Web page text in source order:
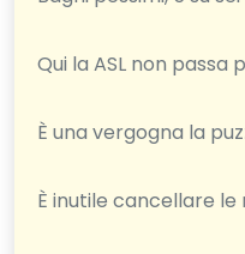
Qui la ASL non passa
È una vergogna la
È inutile cancellare le